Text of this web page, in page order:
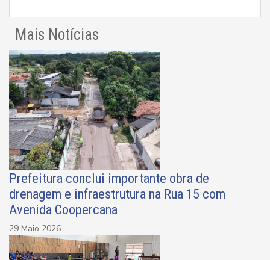
Mais Notícias
Prefeitura conclui importante obra de
drenagem e infraestrutura na Rua 15 com
Avenida Coopercana
29 Maio 2026